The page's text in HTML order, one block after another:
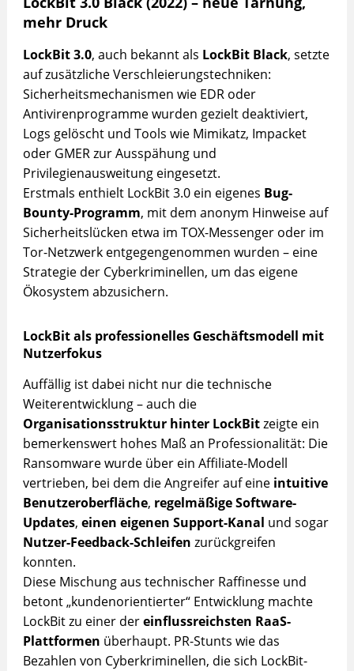
mehr Druck
LockBit 3.0, auch bekannt als LockBit Black, setzte
auf zusätzliche Verschleierungstechniken:
Sicherheitsmechanismen wie EDR oder
Antivirenprogramme wurden gezielt deaktiviert,
Logs gelöscht und Tools wie Mimikatz, Impacket
oder GMER zur Ausspähung und
Privilegienausweitung eingesetzt.
Erstmals enthielt LockBit 3.0 ein eigenes Bug-
Bounty-Programm, mit dem anonym Hinweise auf
Sicherheitslücken etwa im TOX-Messenger oder im
Tor-Netzwerk entgegengenommen wurden – eine
Strategie der Cyberkriminellen, um das eigene
Ökosystem abzusichern.
LockBit als professionelles Geschäftsmodell mit
Nutzerfokus
Auffällig ist dabei nicht nur die technische
Weiterentwicklung – auch die
Organisationsstruktur hinter LockBitzeigte ein
bemerkenswert hohes Maß an Professionalität: Die
Ransomware wurde über ein Affiliate-Modell
vertrieben, bei dem die Angreifer auf eine intuitive
Benutzeroberfläche, regelmäßige Software-
Updates, einen eigenen Support-Kanal und sogar
Nutzer-Feedback-Schleifen zurückgreifen
konnten.
Diese Mischung aus technischer Raffinesse und
betont „kundenorientierter“ Entwicklung machte
LockBit zu einer dereinflussreichsten RaaS-
Plattformen überhaupt. PR-Stunts wie das
Bezahlen von Cyberkriminellen, die sich LockBit-